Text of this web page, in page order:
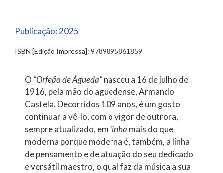
Publicação:2025
ISBN [Edição Impressa]: 9789895861859
O “Orfeão de Águeda”nasceu a 16 de julho de
1916, pela mão do aguedense, Armando
Castela. Decorridos 109 anos, é um gosto
continuar a vê-lo, com o vigor de outrora,
sempre atualizado, emlinha mais do que
moderna porque moderna é, também, a linha
de pensamento e de atuação do seu dedicado
e versátil maestro, o qual faz da música a sua